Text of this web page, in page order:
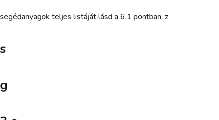
segédanyagok teljes listáját lásd a 6.1 pontban. z
s
g